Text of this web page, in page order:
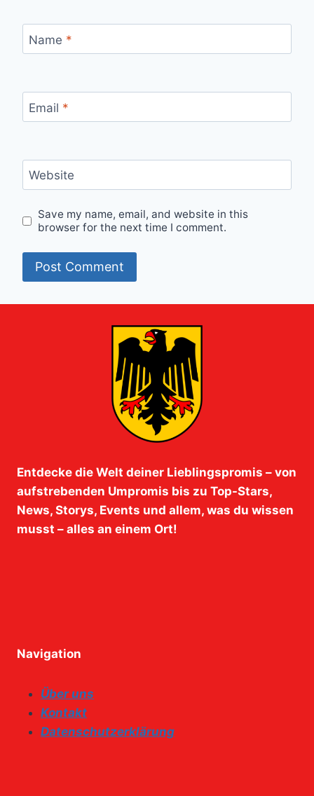
Name *
Email *
Website
Save my name, email, and website in this
browser for the next time I comment.
Entdecke die Welt deiner Lieblingspromis – von
aufstrebenden Umpromis bis zu Top-Stars,
News, Storys, Events und allem, was du wissen
musst – alles an einem Ort!
Navigation
Über uns
Kontakt
Datenschutzerklärung